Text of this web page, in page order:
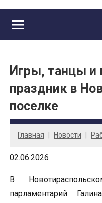
Игры, танцы и
праздник в
поселке
Главная Новости
02.06.2026
В
парламентарий